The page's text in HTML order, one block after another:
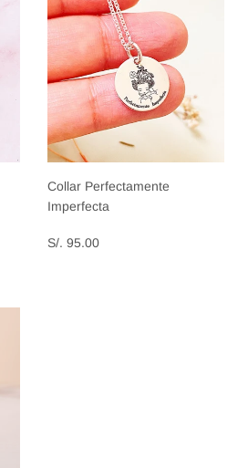
Collar Perfectamente
Imperfecta
Precio
habitual
S/. 95.00